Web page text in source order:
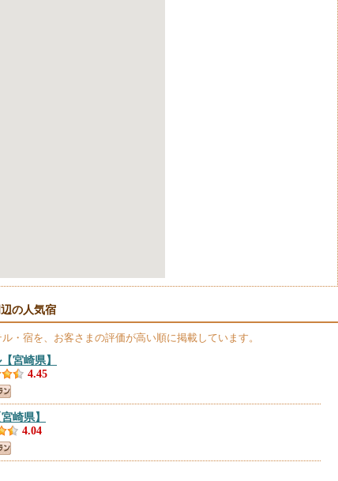
の人気宿
・宿を、お客さまの評価が高い順に掲載しています。
【宮崎県】
4.45
宮崎県】
4.04